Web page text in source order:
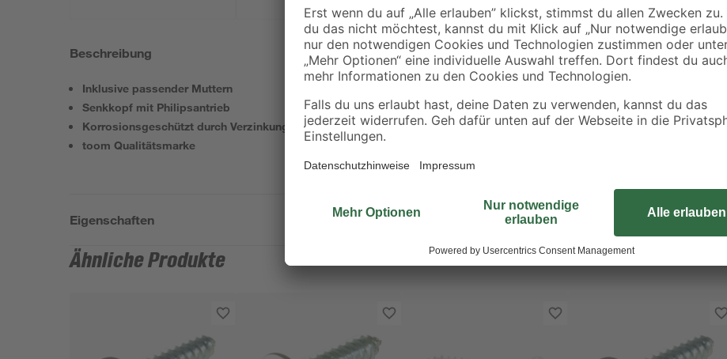
Beschreibung
Inklusive passender Muttern
Senkkopf mit Philipsantrieb
Korrosionsgeschützt durch Verzinkung
toom Qualitätsmarke
Die Senkkopfschrauben unserer
sowohl für leichte Metall- als auch
sich vollständig in das zu
durch scharfe Kanten gemindert
in verschiedenen Maßen geliefert
Eigenschaften
Ähnliche Produkte